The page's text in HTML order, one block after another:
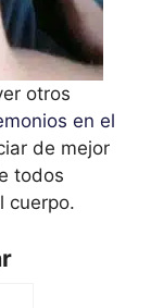
otros
en el
de mejor
todos
cuerpo.